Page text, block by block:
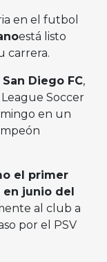
en el futbol
está listo
carrera.
San Diego FC,
Soccer
en un
el primer
junio del
al club a
por el PSV